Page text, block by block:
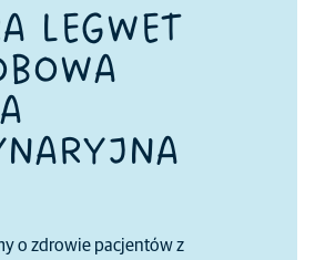
LEGWET
o zdrowie pacjentów z